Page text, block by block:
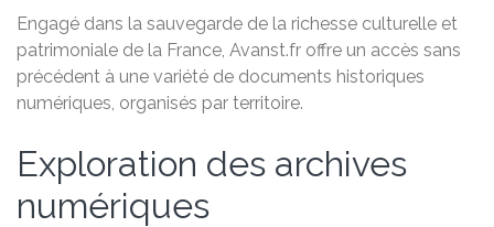
Engagé dans la sauvegarde de la richesse culturelle et
patrimoniale de la France, Avanst.fr offre un accès sans
précédent à une variété de documents historiques
numériques, organisés par territoire.
Exploration des archives
numériques